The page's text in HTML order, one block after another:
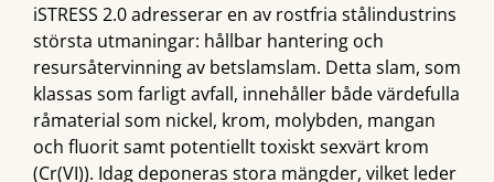
iSTRESS 2.0 adresserar en av rostfria stålindustrins
största utmaningar: hållbar hantering och
resursåtervinning av betslamslam. Detta slam, som
klassas som farligt avfall, innehåller både värdefulla
råmaterial som nickel, krom, molybden, mangan
och fluorit samt potentiellt toxiskt sexvärt krom
(Cr(VI)). Idag deponeras stora mängder, vilket leder